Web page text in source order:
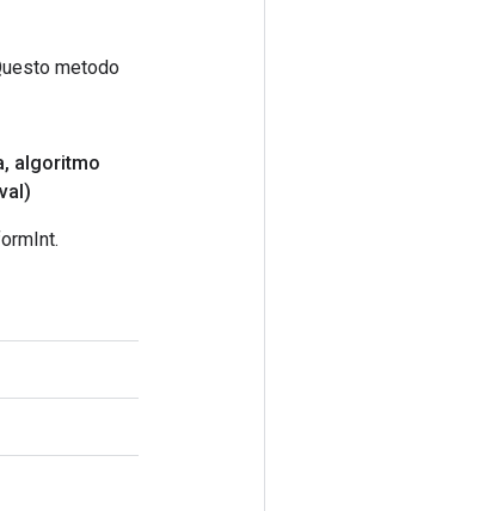
metodo
, algoritmo